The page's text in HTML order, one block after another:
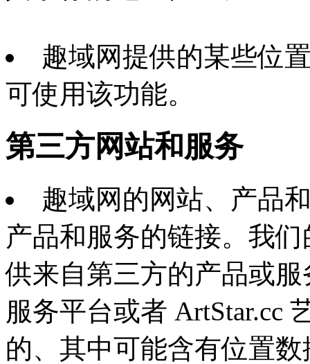
趣域网提供的某些位
可使用该功能。
第三方网站和服务
趣域网的网站、产品
产品和服务的链接。我
供来自第三方的产品或
服务平台或者 ArtStar.cc
的、其中可能含有位置